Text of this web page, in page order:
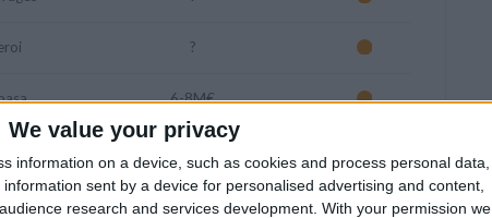
We value your privacy
information on a device, such as cookies and process personal data,
sent by a device for personalised advertising and content,
research and services development. With your permission we
?
6-8M€
Libre